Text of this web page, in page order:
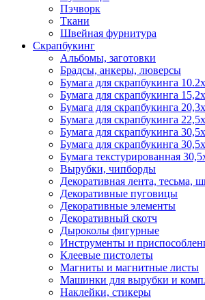
Пэчворк
Ткани
Швейная фурнитура
Скрапбукинг
Альбомы, заготовки
Брадсы, анкеры, люверсы
Бумага для скрапбукинга
Бумага для скрапбукинга
Бумага для скрапбукинга
Бумага для скрапбукинга
Бумага для скрапбукинга
Бумага для скрапбукинга
Бумага текстурированная
Вырубки, чипборды
Декоративная лента, тесьма,
Декоративные пуговицы
Декоративные элементы
Декоративный скотч
Дыроколы фигурные
Инструменты и
Клеевые пистолеты
Магниты и магнитные листы
Машинки для вырубки и
Наклейки, стикеры